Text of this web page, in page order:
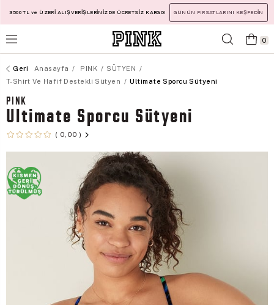
3500 TL ve ÜZERİ ALIŞVERİŞLERİNİZDE ÜCRETSİZ KARGO! GÜNÜN FIRSATLARINI KEŞFEDİN
0
Anasayfa PINK
SÜTYEN
T-Shirt Ve Hafif Destekli Sütyen
Ultimate Sporcu Sütyeni
PINK
Ultimate Sporcu Sütyeni
0,00